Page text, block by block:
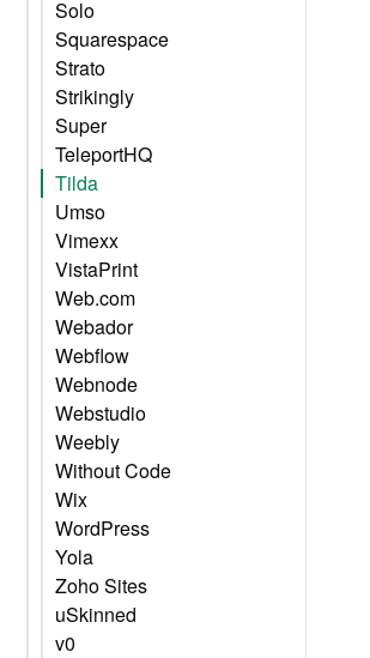
Solo
Squarespace
Strato
Strikingly
Super
TeleportHQ
Tilda
Umso
Vimexx
VistaPrint
Web.com
Webador
Webflow
Webnode
Webstudio
Weebly
Without Code
Wix
WordPress
Yola
Zoho Sites
uSkinned
v0